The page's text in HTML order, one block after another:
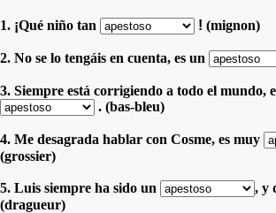
1. ¡Qué niño tan ! (mignon)
2. No se lo tengáis en cuenta, es un
3. Siempre está corrigiendo a todo el mundo,
. (bas-bleu)
4. Me desagrada hablar con Cosme, es muy
(grossier)
5. Luis siempre ha sido un
, y
(dragueur)